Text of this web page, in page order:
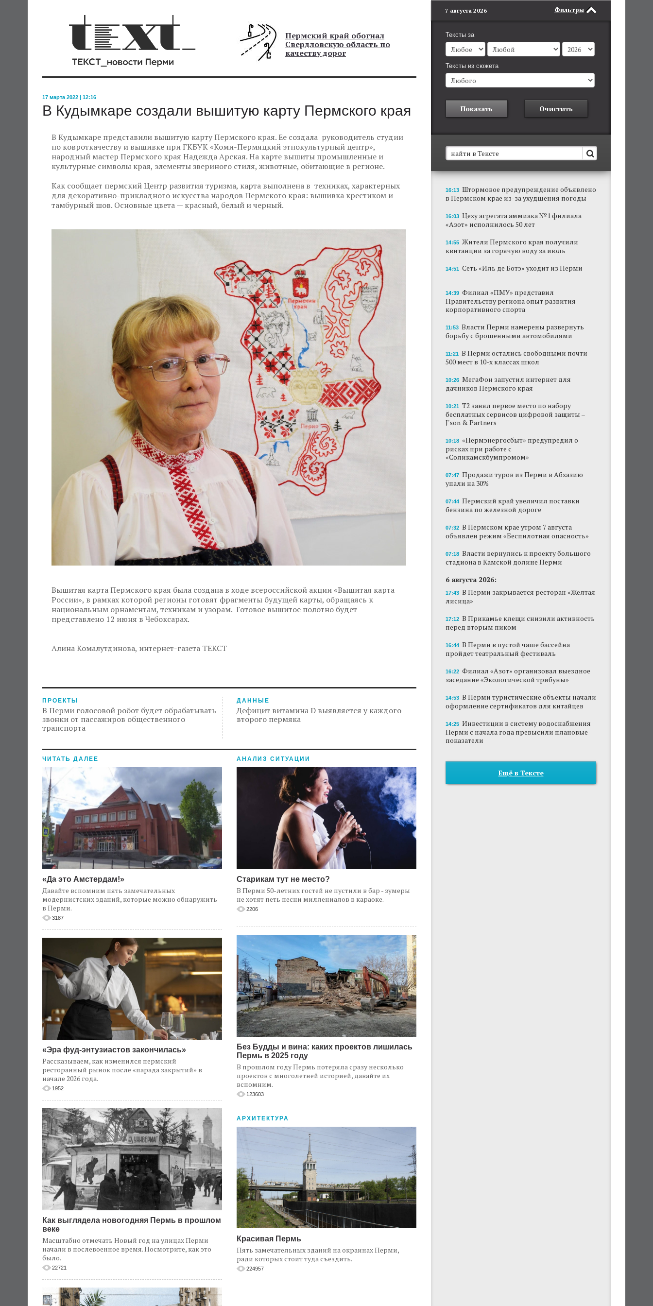
Пермский край обогнал
Свердловскую область по
качеству дорог
17 марта 2022 | 12:16
В Кудымкаре создали вышитую карту Пермского края
В Кудымкаре представили вышитую карту Пермского края. Ее создала руководитель студии
по ковроткачеству и вышивке при ГКБУК «Коми-Пермяцкий этнокультурный центр»,
народный мастер Пермского края Надежда Арская. На карте вышиты промышленные и
культурные символы края, элементы звериного стиля, животные, обитающие в регионе.
Как сообщает пермский Центр развития туризма, карта выполнена в техниках, характерных
для декоративно-прикладного искусства народов Пермского края: вышивка крестиком и
тамбурный шов. Основные цвета — красный, белый и черный.
Вышитая карта Пермского края была создана в ходе всероссийской акции «Вышитая карта
России», в рамках которой регионы готовят фрагменты будущей карты, обращаясь к
национальным орнаментам, техникам и узорам. Готовое вышитое полотно будет
представлено 12 июня в Чебоксарах.
Алина Комалутдинова, интернет-газета ТЕКСТ
ПРОЕКТЫ
В Перми голосовой робот будет обрабатывать
звонки от пассажиров общественного
транспорта
ДАННЫЕ
Дефицит витамина D выявляется у каждого
второго пермяка
ЧИТАТЬ ДАЛЕЕ
«Да это Амстердам!»
Давайте вспомним пять замечательных
модернистских зданий, которые можно обнаружить
в Перми.
3187
«Эра фуд-энтузиастов закончилась»
Рассказываем, как изменился пермский
ресторанный рынок после «парада закрытий» в
начале 2026 года.
1952
Как выглядела новогодняя Пермь в прошлом
веке
Масштабно отмечать Новый год на улицах Перми
начали в послевоенное время. Посмотрите, как это
было.
22721
АНАЛИЗ СИТУАЦИИ
Старикам тут не место?
В Перми 50-летних гостей не пустили в бар - зумеры
не хотят петь песни миллениалов в караоке.
2206
Без Будды и вина: каких проектов лишилась
Пермь в 2025 году
В прошлом году Пермь потеряла сразу несколько
проектов с многолетней историей, давайте их
вспомним.
123603
АРХИТЕКТУРА
Красивая Пермь
Пять замечательных зданий на окраинах Перми,
ради которых стоит туда съездить.
224957
Фильтры
7 августа 2026
Тексты за
Тексты из сюжета
Показать Очистить
В Пермском крае установят новые станции
обнаружения беспилотников
Они используются для обнаружения и
отслеживания БПЛА в воздухе.
Сеть «Иль де Ботэ» уходит из Перми
Власти Перми намерены развернуть борьбу
Продажи туров из Перми в Абхазию упали
на 30%
Власти вернулись к проекту большого
стадиона в Камской долине Перми
В Перми закрывается ресторан «Желтая
лисица»
В Перми в пустой чаше бассейна пройдет
театральный фестиваль
16:13 Штормовое предупреждение объявлено
в Пермском крае из-за ухудшения погоды
16:03 Цеху агрегата аммиака №1 филиала
«Азот» исполнилось 50 лет
14:55 Жители Пермского края получили
квитанции за горячую воду за июль
14:51 Сеть «Иль де Ботэ» уходит из Перми
14:39 Филиал «ПМУ» представил
Правительству региона опыт развития
корпоративного спорта
11:53 Власти Перми намерены развернуть
борьбу с брошенными автомобилями
11:21 В Перми остались свободными почти
500 мест в 10-х классах школ
10:26 МегаФон запустил интернет для
дачников Пермского края
10:21 Т2 занял первое место по набору
бесплатных сервисов цифровой защиты –
J'son & Partners
10:18 «Пермэнергосбыт» предупредил о
рисках при работе с
«Соликамскбумпромом»
07:47 Продажи туров из Перми в Абхазию
упали на 30%
07:44 Пермский край увеличил поставки
бензина по железной дороге
07:32 В Пермском крае утром 7 августа
объявлен режим «Беспилотная опасность»
07:18 Власти вернулись к проекту большого
стадиона в Камской долине Перми
6 августа 2026:
17:43 В Перми закрывается ресторан «Желтая
лисица»
17:12 В Прикамье клещи снизили активность
перед вторым пиком
16:44 В Перми в пустой чаше бассейна
пройдет театральный фестиваль
16:22 Филиал «Азот» организовал выездное
заседание «Экологической трибуны»
14:53 В Перми туристические объекты начали
оформление сертификатов для китайцев
14:25 Инвестиции в систему водоснабжения
Перми с начала года превысили плановые
показатели
Ещё в Тексте